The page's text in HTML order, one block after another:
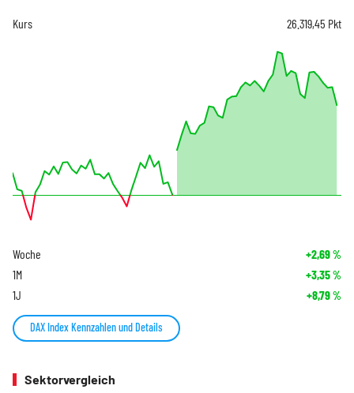
Kurs 26.319,45 Pkt
Woche +2,69%
1M +3,35%
1J +8,79%
DAX Index Kennzahlen und Details
Sektorvergleich